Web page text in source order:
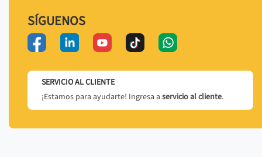
SÍGUENOS
SERVICIO AL CLIENTE
¡Estamos para ayudarte! Ingresa a servicio al cliente.